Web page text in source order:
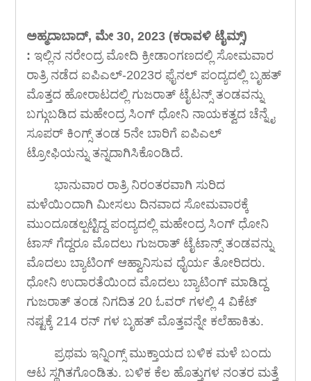
ಅಹ್ಮದಾಬಾದ್, ಮೇ 30, 2023 (ಕರಾವಳಿ ಟೈಮ್ಸ್)
: ಇಲ್ಲಿನ ನರೇಂದ್ರ ಮೋದಿ ಕ್ರೀಡಾಂಗಣದಲ್ಲಿ ಸೋಮವಾರ
ರಾತ್ರಿ ನಡೆದ ಐಪಿಎಲ್-2023ರ ಫೈನಲ್ ಪಂದ್ಯದಲ್ಲಿ ಬೃಹತ್
ಮೊತ್ತದ ಹೋರಾಟದಲ್ಲಿ ಗುಜರಾತ್ ಟೈಟನ್ಸ್ ತಂಡವನ್ನು
ಬಗ್ಗುಬಡಿದ ಮಹೇಂದ್ರ ಸಿಂಗ್ ಧೋನಿ ನಾಯಕತ್ವದ ಚೆನ್ನೈ
ಸೂಪರ್ ಕಿಂಗ್ಸ್ ತಂಡ 5ನೇ ಬಾರಿಗೆ ಐಪಿಎಲ್
ಟ್ರೋಫಿಯನ್ನು ತನ್ನದಾಗಿಸಿಕೊಂಡಿದೆ.
ಭಾನುವಾರ ರಾತ್ರಿ ನಿರಂತರವಾಗಿ ಸುರಿದ
ಮಳೆಯಿಂದಾಗಿ ಮೀಸಲು ದಿನವಾದ ಸೋಮವಾರಕ್ಕೆ
ಮುಂದೂಡಲ್ಪಟ್ಟಿದ್ದ ಪಂದ್ಯದಲ್ಲಿ ಮಹೇಂದ್ರ ಸಿಂಗ್ ಧೋನಿ
ಟಾಸ್ ಗೆದ್ದರೂ ಮೊದಲು ಗುಜರಾತ್ ಟೈಟಾನ್ಸ್ ತಂಡವನ್ನು
ಮೊದಲು ಬ್ಯಾಟಿಂಗ್ ಆಹ್ವಾನಿಸುವ ಧೈರ್ಯ ತೋರಿದರು.
ಧೋನಿ ಉದಾರತೆಯಿಂದ ಮೊದಲು ಬ್ಯಾಟಿಂಗ್ ಮಾಡಿದ್ದ
ಗುಜರಾತ್ ತಂಡ ನಿಗದಿತ 20 ಓವರ್ ಗಳಲ್ಲಿ 4 ವಿಕೆಟ್
ನಷ್ಟಕ್ಕೆ 214 ರನ್ ಗಳ ಬೃಹತ್ ಮೊತ್ತವನ್ನೇ ಕಲೆಹಾಕಿತು.
ಪ್ರಥಮ ಇನ್ನಿಂಗ್ಸ್ ಮುಕ್ತಾಯದ ಬಳಿಕ ಮಳೆ ಬಂದು
ಆಟ ಸ್ಥಗಿತಗೊಂಡಿತು. ಬಳಿಕ ಕೆಲ ಹೊತ್ತುಗಳ ನಂತರ ಮತ್ತೆ